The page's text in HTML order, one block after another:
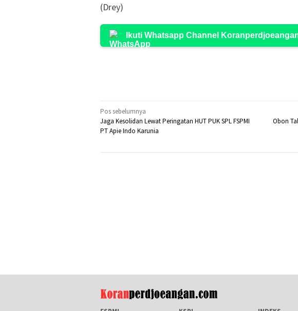
(Drey)
Ikuti Whatsapp Channel
Navigasi
pos
Pos sebelumnya
Jaga Kesolidan Lewat Peringatan HUT PUK SPL FSPMI
PT Apie Indo Karunia
Obon